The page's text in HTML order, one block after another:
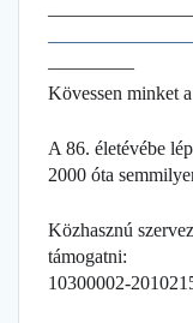
————–
Kövessen minket
A 86. életévébe
2000 óta
Közhasznú
támogatni:
10300002-